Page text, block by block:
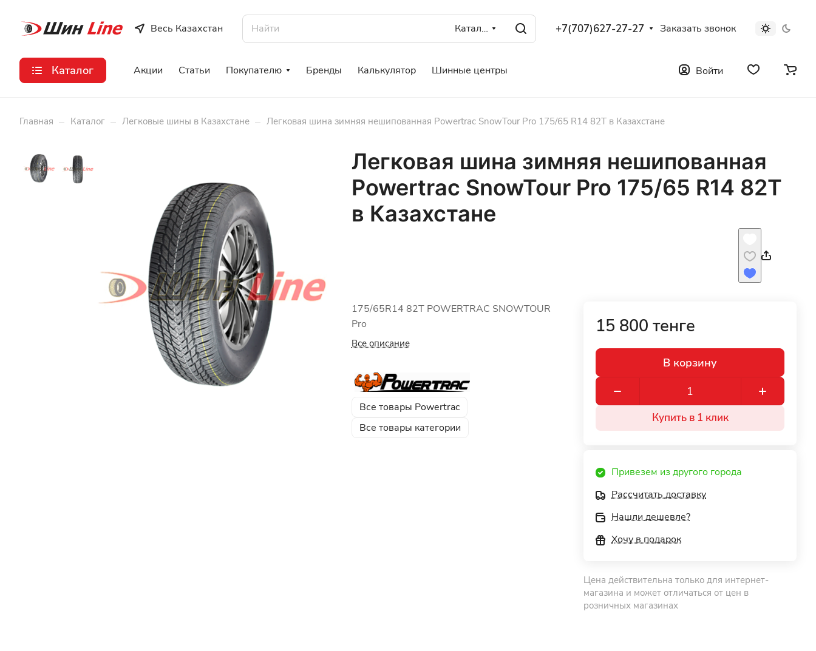
Весь Казахстан Каталог +7(707)627-27-27 Заказать звонок
Каталог Акции Статьи Покупателю Бренды Калькулятор Шинные центры Войти
Главная – Каталог – Легковые шины в Казахстане – Легковая шина зимняя нешипованная Powertrac SnowTour Pro 175/65 R14 82T в Казахстане
Легковая шина зимняя нешипованная
Powertrac SnowTour Pro 175/65 R14 82T
в Казахстане
175/65R14 82T POWERTRAC SNOWTOUR
Pro
Все описание
Все товары Powertrac
Все товары категории
15 800 тенге
В корзину
Купить в 1 клик
Привезем из другого города
Рассчитать доставку
Нашли дешевле?
Хочу в подарок
Цена действительна только для интернет-
магазина и может отличаться от цен в
розничных магазинах